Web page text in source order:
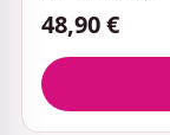
48,90 €